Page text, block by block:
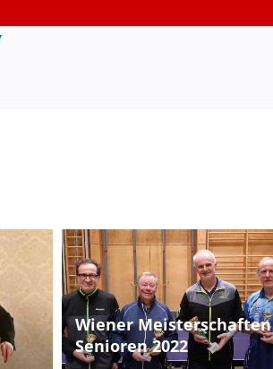
Wiener Meisterschaften
Senioren 2022